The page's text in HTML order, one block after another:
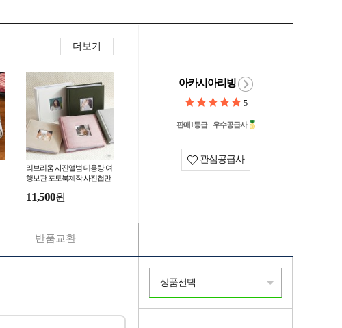
더보기
리브리움 사진앨범 대용량 여
행보관 포토북제작 사진첩만
11,500원
아카시아리빙
5
판매1등급 우수공급사
관심공급사
반품교환
상품선택